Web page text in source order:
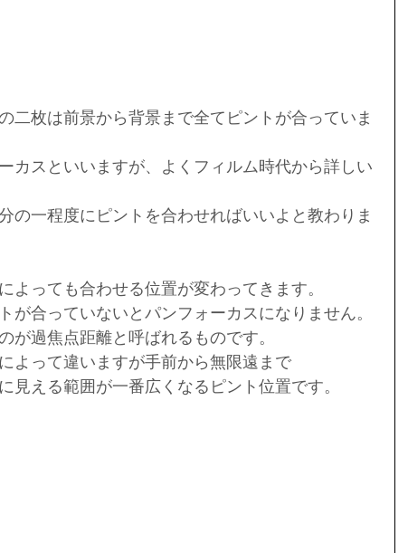
二枚は前景から背景まで全てピントが合っていま
カスといいますが、よくフィルム時代から詳しい
の一程度にピントを合わせればいいよと教わりま
よっても合わせる位置が変わってきます。
が合っていないとパンフォーカスになりません。
が過焦点距離と呼ばれるものです。
よって違いますが手前から無限遠まで
見える範囲が一番広くなるピント位置です。